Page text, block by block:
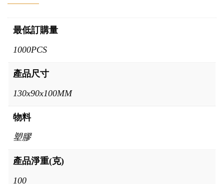
最低訂購量
1000PCS
產品尺寸
130x90x100MM
物料
塑膠
產品淨重(克)
100